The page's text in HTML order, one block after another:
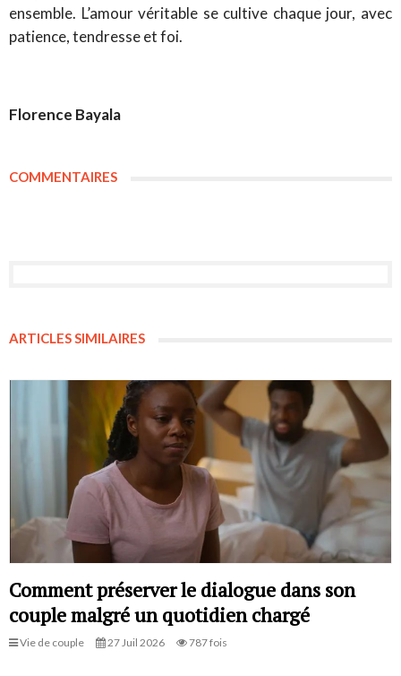
ensemble. L’amour véritable se cultive chaque jour, avec
patience, tendresse et foi.
Florence Bayala
COMMENTAIRES
ARTICLES SIMILAIRES
Comment préserver le dialogue dans son
couple malgré un quotidien chargé
Vie de couple 27 Juil 2026 787 fois